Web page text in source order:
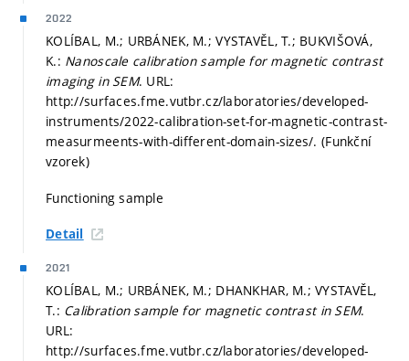
2022
KOLÍBAL, M.; URBÁNEK, M.; VYSTAVĚL, T.; BUKVIŠOVÁ,
K.: Nanoscale calibration sample for magnetic contrast
imaging in SEM. URL:
http://surfaces.fme.vutbr.cz/laboratories/developed-
instruments/2022-calibration-set-for-magnetic-contrast-
measurmeents-with-different-domain-sizes/. (Funkční
vzorek)
Functioning sample
Detail
2021
KOLÍBAL, M.; URBÁNEK, M.; DHANKHAR, M.; VYSTAVĚL,
T.: Calibration sample for magnetic contrast in SEM.
URL:
http://surfaces.fme.vutbr.cz/laboratories/developed-